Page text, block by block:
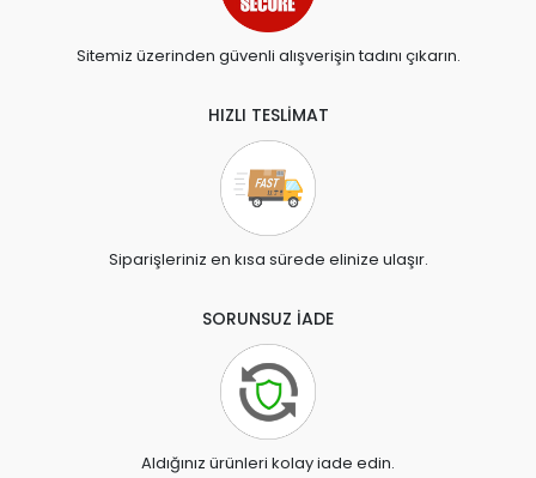
Sitemiz üzerinden güvenli alışverişin tadını çıkarın.
HIZLI TESLİMAT
Siparişleriniz en kısa sürede elinize ulaşır.
SORUNSUZ İADE
Aldığınız ürünleri kolay iade edin.